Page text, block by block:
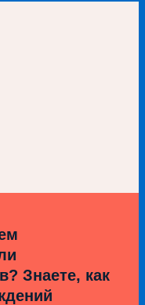
Знаете, как